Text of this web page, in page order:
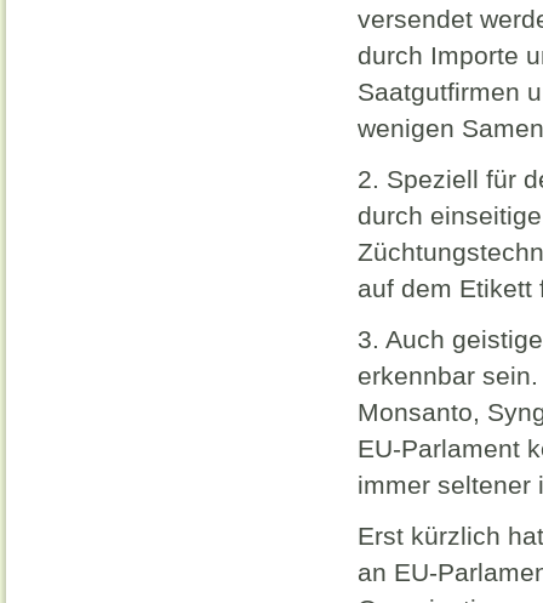
versendet
durch Importe
Saatgutfirmen
wenigen
2. Speziell für
durch
auf dem Etikett
3. Auch
erkennbar
Monsanto,
EU-Parlament
immer seltener
Erst kürzlich
an EU-